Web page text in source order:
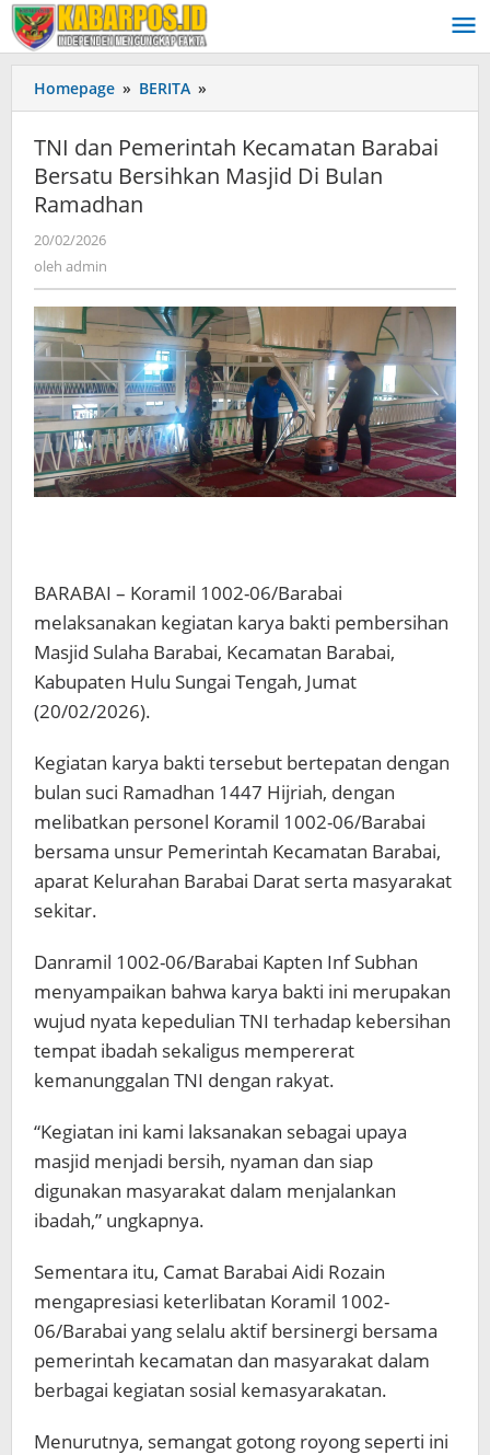
Lewati
ke
konten
Homepage » BERITA »
dan
Pemerintah
Kecamatan
Barabai
Bulan
Ramadhan
TNI dan Pemerintah Kecamatan Barabai
Bersatu Bersihkan Masjid Di Bulan
Ramadhan
20/02/2026
oleh admin
BARABAI – Koramil 1002-06/Barabai
melaksanakan kegiatan karya bakti pembersihan
Masjid Sulaha Barabai, Kecamatan Barabai,
Kabupaten Hulu Sungai Tengah, Jumat
(20/02/2026).
Kegiatan karya bakti tersebut bertepatan dengan
bulan suci Ramadhan 1447 Hijriah, dengan
melibatkan personel Koramil 1002-06/Barabai
bersama unsur Pemerintah Kecamatan Barabai,
aparat Kelurahan Barabai Darat serta masyarakat
sekitar.
Danramil 1002-06/Barabai Kapten Inf Subhan
menyampaikan bahwa karya bakti ini merupakan
wujud nyata kepedulian TNI terhadap kebersihan
tempat ibadah sekaligus mempererat
kemanunggalan TNI dengan rakyat.
“Kegiatan ini kami laksanakan sebagai upaya
masjid menjadi bersih, nyaman dan siap
digunakan masyarakat dalam menjalankan
ibadah,” ungkapnya.
Sementara itu, Camat Barabai Aidi Rozain
mengapresiasi keterlibatan Koramil 1002-
06/Barabai yang selalu aktif bersinergi bersama
pemerintah kecamatan dan masyarakat dalam
berbagai kegiatan sosial kemasyarakatan.
Menurutnya, semangat gotong royong seperti ini